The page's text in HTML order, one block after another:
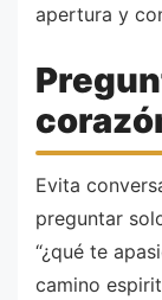
apertura y
Evita
preguntar
“¿qué te
camino